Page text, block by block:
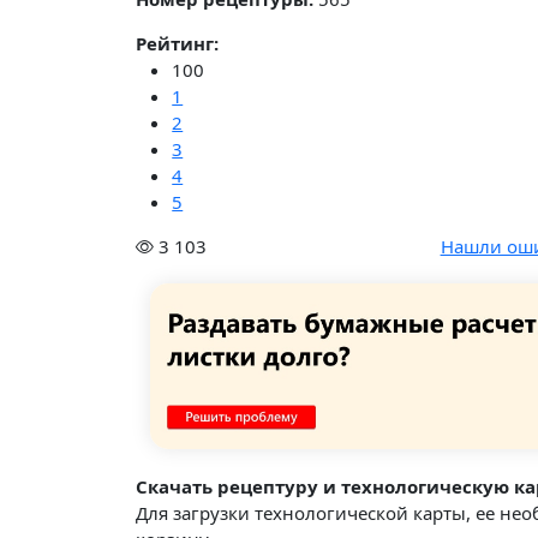
Рейтинг:
100
1
2
3
4
5
3 103
Нашли
Скачать рецептуру и технологическую
Для загрузки технологической карты, ее